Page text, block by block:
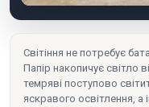
Світіння не потребує
Папір накопичує світло
темряві поступово
яскравого освітлення, а